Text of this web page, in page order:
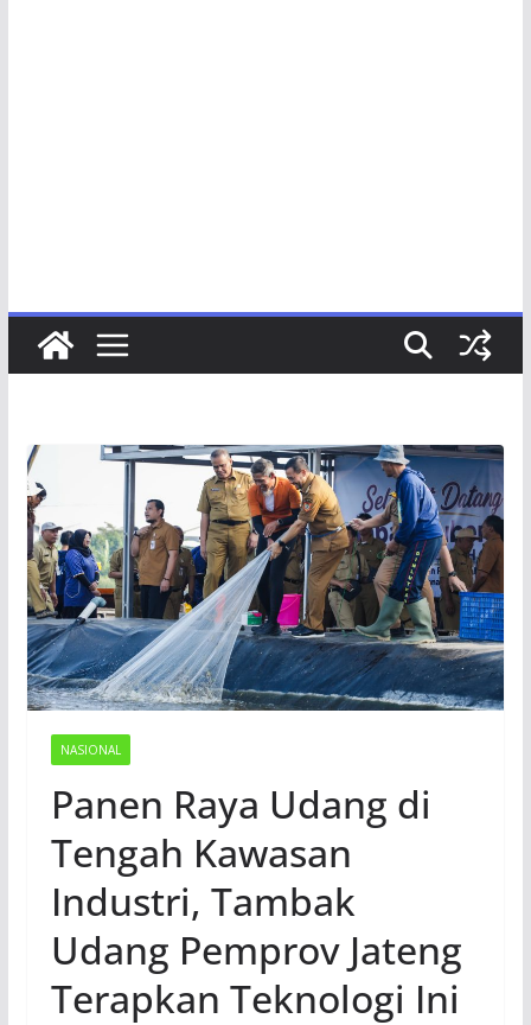
NASIONAL
Panen Raya Udang di
Tengah Kawasan
Industri, Tambak
Udang Pemprov Jateng
Terapkan Teknologi Ini